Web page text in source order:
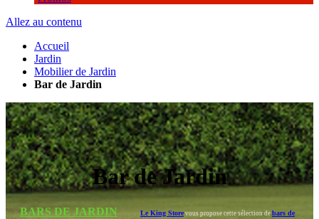
Allez au contenu
Accueil
Jardin
Mobilier de Jardin
Bar de Jardin
Bar de Jardin
BARS DE JARDIN Le King Storevous propose cette sélection de bars de